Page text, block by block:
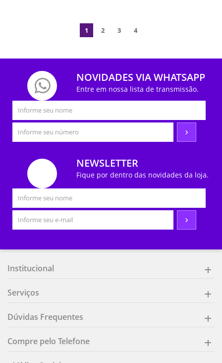
1 2 3 4
NOVIDADES VIA WHATSAPP
Entre em nossa lista de transmissão.
NEWSLETTER
Fique por dentro das novidades da loja.
Institucional
Serviços
Dúvidas Frequentes
Compre pelo Telefone